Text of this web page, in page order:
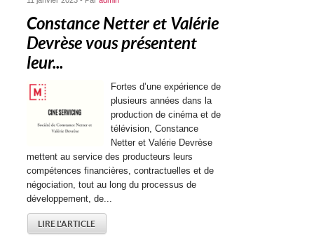
Constance Netter et Valérie
Devrèse vous présentent
leur...
Fortes d’une expérience de
plusieurs années dans la
production de cinéma et de
télévision, Constance
Netter et Valérie Devrèse
mettent au service des producteurs leurs
compétences financières, contractuelles et de
négociation, tout au long du processus de
développement, de...
LIRE L'ARTICLE